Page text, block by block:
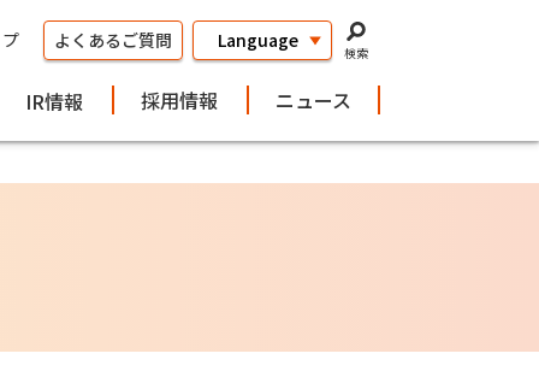
よくあるご質問
検索
IR情報 採用情報 ニュース